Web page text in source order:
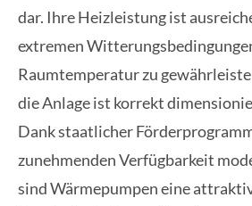
dar. Ihre Heizleistung ist
extremen
Raumtemperatur zu
die Anlage ist korrekt
Dank staatlicher
zunehmenden Verfügbarkeit
sind Wärmepumpen eine